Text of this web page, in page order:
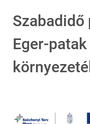
Szabadidő
Eger-